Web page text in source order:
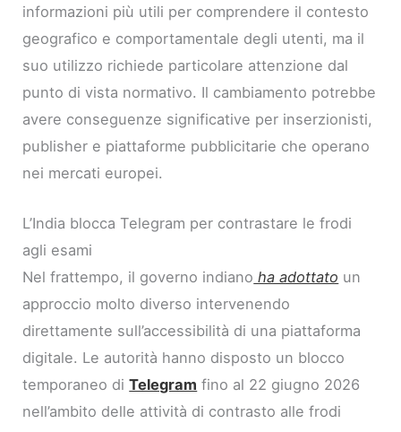
informazioni più utili per comprendere il contesto
geografico e comportamentale degli utenti, ma il
suo utilizzo richiede particolare attenzione dal
punto di vista normativo. Il cambiamento potrebbe
avere conseguenze significative per inserzionisti,
publisher e piattaforme pubblicitarie che operano
nei mercati europei.
L’India blocca Telegram per contrastare le frodi
agli esami
Nel frattempo, il governo indiano ha adottato un
approccio molto diverso intervenendo
direttamente sull’accessibilità di una piattaforma
digitale. Le autorità hanno disposto un blocco
temporaneo diTelegram fino al 22 giugno 2026
nell’ambito delle attività di contrasto alle frodi